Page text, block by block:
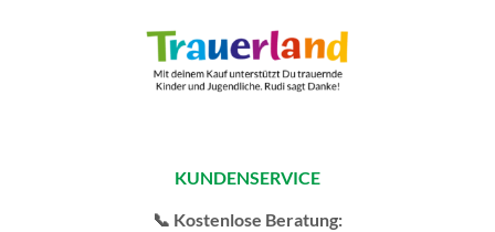
KUNDENSERVICE
📞 Kostenlose Beratung: